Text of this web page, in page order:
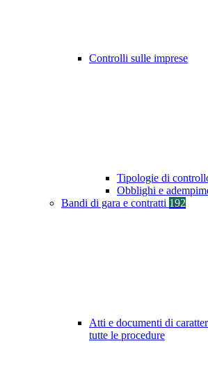
Controlli sulle imprese
Tipologie di
Obblighi e
Bandi di gara e contratti 192
Atti e documenti di
tutte le procedure